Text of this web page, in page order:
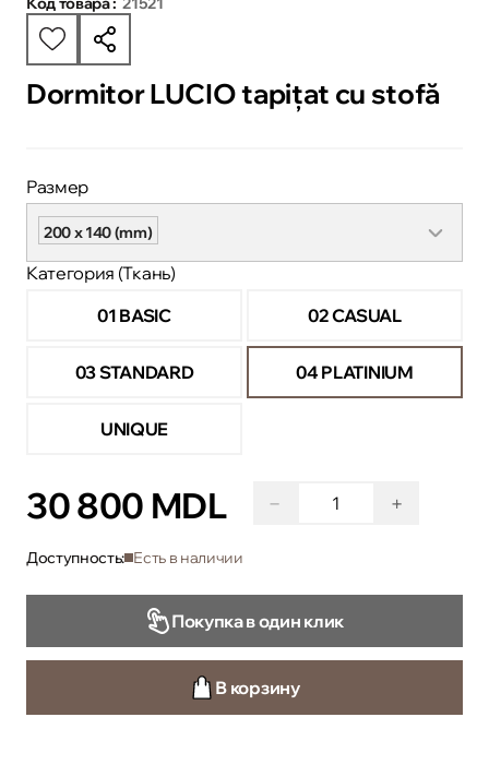
Dormitor LUCIO tapițat cu stofă
Размер
200 x 140 (mm)
Категория (Ткань)
01 BASIC
02 CASUAL
03 STANDARD 04 PLATINIUM
UNIQUE
30 800 MDL − +
Доступность: Есть в наличии
Покупка в один клик
В корзину